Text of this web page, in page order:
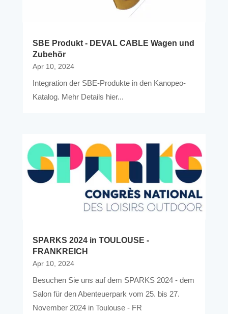
SBE Produkt - DEVAL CABLE Wagen und
Zubehör
Apr 10, 2024
Integration der SBE-Produkte in den Kanopeo-
Katalog. Mehr Details hier...
SPARKS 2024 in TOULOUSE -
FRANKREICH
Apr 10, 2024
Besuchen Sie uns auf dem SPARKS 2024 - dem
Salon für den Abenteuerpark vom 25. bis 27.
November 2024 in Toulouse - FR